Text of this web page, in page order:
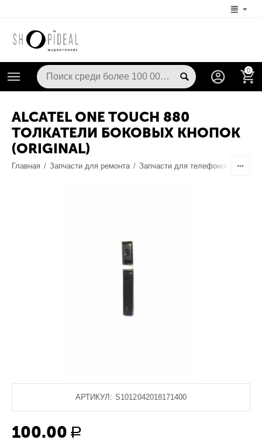
0
ALCATEL ONE TOUCH 880
ТОЛКАТЕЛИ БОКОВЫХ КНОПОК
(ORIGINAL)
Главная / Запчасти для ремонта / Запчасти для телефонов
АРТИКУЛ: S1012042018171400
100.00 Р